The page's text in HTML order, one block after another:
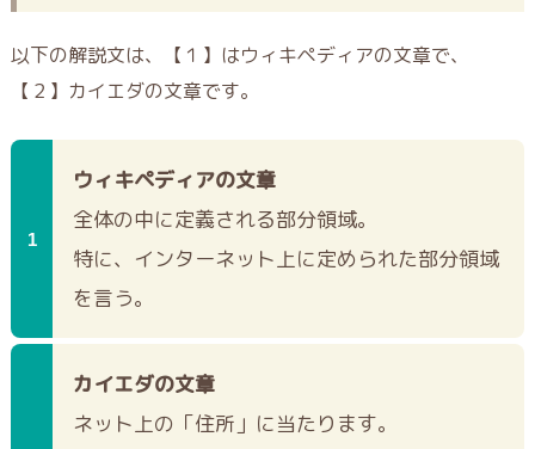
以下の解説文は、【１】はウィキペディアの文章で、
【２】カイエダの文章です。
ウィキペディアの文章
全体の中に定義される部分領域。
特に、インターネット上に定められた部分領域
を言う。
カイエダの文章
ネット上の「住所」に当たります。